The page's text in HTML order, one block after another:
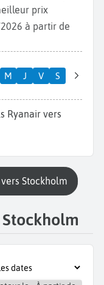
prix
à partir de
M J V S
Stockholm